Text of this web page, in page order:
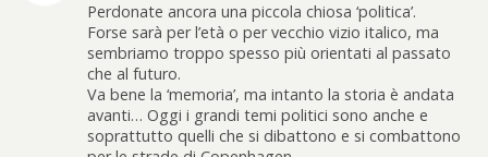
Perdonate ancora una piccola chiosa ‘politica’.
Forse sarà per l’età o per vecchio vizio italico, ma
sembriamo troppo spesso più orientati al passato
che al futuro.
Va bene la ‘memoria’, ma intanto la storia è andata
avanti… Oggi i grandi temi politici sono anche e
soprattutto quelli che si dibattono e si combattono